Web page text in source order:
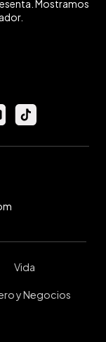
Mostramos
Vida
y Negocios